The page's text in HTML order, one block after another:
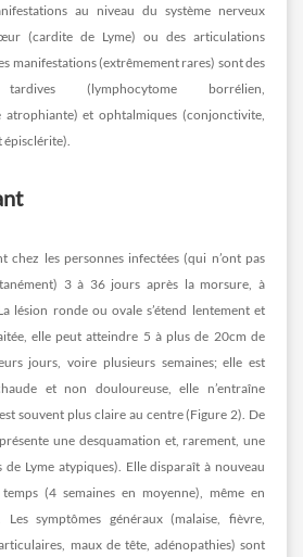
au niveau du système nerveux
(cardite de Lyme) ou des articulations
manifestations (extrêmement rares) sont des
(lymphocytome borrélien,
et ophtalmiques (conjonctivite,
chez les personnes infectées (qui n’ont pas
3 à 36 jours après la morsure, à
lésion ronde ou ovale s’étend lentement et
elle peut atteindre 5 à plus de 20cm de
jours, voire plusieurs semaines; elle est
et non douloureuse, elle n’entraîne
souvent plus claire au centre (Figure 2). De
une desquamation et, rarement, une
de Lyme atypiques). Elle disparaît à nouveau
(4 semaines en moyenne), même en
Les symptômes généraux (malaise, fièvre,
maux de tête, adénopathies) sont